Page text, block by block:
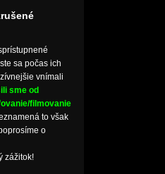
sa počas ich
vnímali
sme od
filmovanie
to však
o
zážitok!